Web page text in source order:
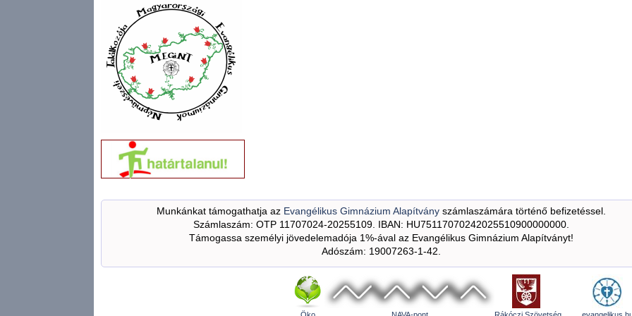
Munkánkat támogathatja az Evangélikus Gimnázium Alapítványszámlaszámára történő befizetéssel.
Számlaszám: OTP 11707024-20255109. IBAN: HU75117070242025510900000000.
Támogassa személyi jövedelemadója 1%-ával az Evangélikus Gimnázium Alapítványt!
Adószám: 19007263-1-42.